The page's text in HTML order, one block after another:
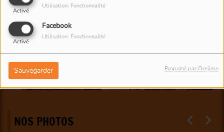
Activé
Utilisation: Fonctionnalité
Facebook
Activé
Utilisation: Fonctionnalité
Sauvegarder Propulsé par Orejime
NOS PHOTOS